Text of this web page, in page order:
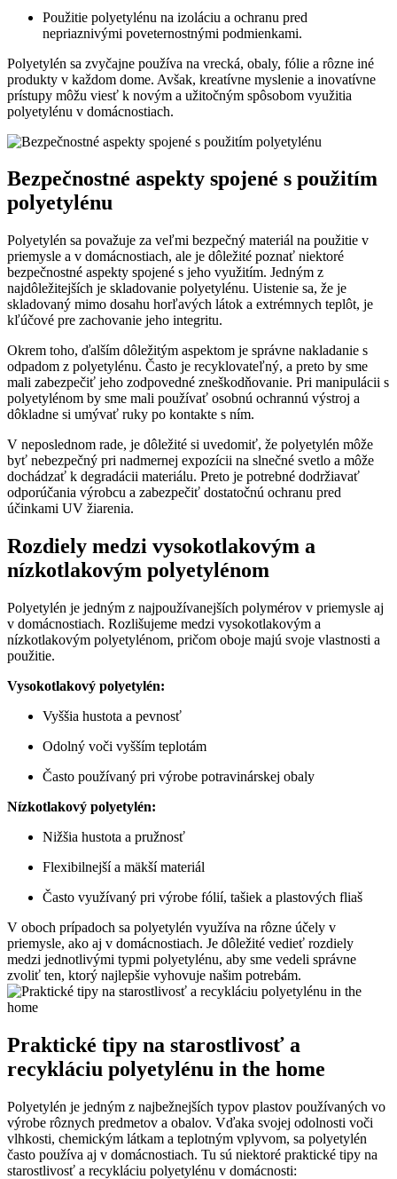
Použitie polyetylénu na izoláciu a ochranu pred
nepriaznivými poveternostnými podmienkami.
Polyetylén sa zvyčajne používa na vrecká, obaly, fólie a rôzne iné
produkty v každom dome. Avšak, kreatívne myslenie a inovatívne
prístupy môžu viesť k novým a užitočným spôsobom využitia
polyetylénu v domácnostiach.
Bezpečnostné aspekty spojené s použitím
polyetylénu
Polyetylén sa považuje za veľmi bezpečný materiál na použitie v
priemysle a v domácnostiach, ale je dôležité poznať niektoré
bezpečnostné aspekty spojené s jeho využitím. Jedným z
najdôležitejších je skladovanie polyetylénu. Uistenie sa, že je
skladovaný mimo dosahu horľavých látok a extrémnych teplôt, je
kľúčové pre zachovanie jeho integritu.
Okrem toho, ďalším dôležitým aspektom je správne nakladanie s
odpadom z polyetylénu. Často je recyklovateľný, a preto by sme
mali zabezpečiť jeho zodpovedné zneškodňovanie. Pri manipulácii s
polyetylénom by sme mali používať osobnú ochrannú výstroj a
dôkladne si umývať ruky po kontakte s ním.
V neposlednom rade, je dôležité si uvedomiť, že polyetylén môže
byť nebezpečný pri nadmernej expozícii na slnečné svetlo a môže
dochádzať k degradácii materiálu. Preto je potrebné dodržiavať
odporúčania výrobcu a zabezpečiť dostatočnú ochranu pred
účinkami UV žiarenia.
Rozdiely medzi vysokotlakovým a
nízkotlakovým polyetylénom
Polyetylén je jedným z najpoužívanejších polymérov v priemysle aj
v domácnostiach. Rozlišujeme medzi vysokotlakovým a
nízkotlakovým polyetylénom, pričom oboje majú svoje vlastnosti a
použitie.
Vysokotlakový polyetylén:
Vyššia hustota a pevnosť
Odolný voči vyšším teplotám
Často používaný pri výrobe potravinárskej obaly
Nízkotlakový polyetylén:
Nižšia hustota a pružnosť
Flexibilnejší a mäkší materiál
Často využívaný pri výrobe fólií, tašiek a plastových fliaš
V oboch prípadoch sa polyetylén využíva na rôzne účely v
priemysle, ako aj v domácnostiach. Je dôležité vedieť rozdiely
medzi jednotlivými typmi polyetylénu, aby sme vedeli správne
zvoliť ten, ktorý najlepšie vyhovuje našim potrebám.
Praktické tipy na starostlivosť a
recykláciu polyetylénu in the home
Polyetylén je jedným z najbežnejších typov plastov používaných vo
výrobe rôznych predmetov a obalov. Vďaka svojej odolnosti voči
vlhkosti, chemickým látkam a teplotným vplyvom, sa polyetylén
často používa aj v domácnostiach. Tu sú niektoré praktické tipy na
starostlivosť a recykláciu polyetylénu v domácnosti: